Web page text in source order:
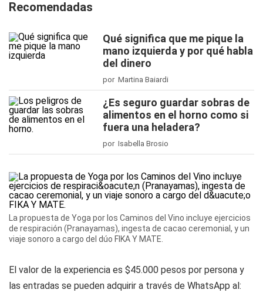
Recomendadas
Qué significa que me pique la
mano izquierda y por qué habla
del dinero
por Martina Baiardi
¿Es seguro guardar sobras de
alimentos en el horno como si
fuera una heladera?
por Isabella Brosio
La propuesta de Yoga por los Caminos del Vino incluye ejercicios
de respiración (Pranayamas), ingesta de cacao ceremonial, y un
viaje sonoro a cargo del dúo FIKA Y MATE.
El valor de la experiencia es $45.000 pesos por persona y
las entradas se pueden adquirir a través de WhatsApp al: